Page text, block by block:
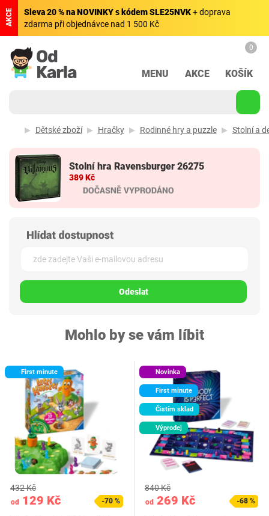
AKCE Sleva 20 % na NOVINKY s kódem SLE25NVK+ doprava
zdarma při objednávce nad 1 500 Kč
MENU AKCE
0
KOŠÍK
Dětské zboží Hračky Rodinné hry a puzzle Stolní a
Stolní hra Ravensburger 26275
389 Kč
Odeslat
Mohlo by se vám líbit
First minute
od 129 Kč
432 Kč
-70 %
Novinka
First minute
Čistím sklad
Výprodej
od 269 Kč
840 Kč
-68 %